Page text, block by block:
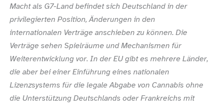
Macht als G7-​Land befindet sich Deutschland in der
privilegierten Position, Änderungen in den
internationalen Verträge anschieben zu können. Die
Verträge sehen Spielräume und Mechanismen für
Weiterentwicklung vor. In der EU gibt es mehrere Länder,
die aber bei einer Einführung eines nationalen
Lizenzsystems für die legale Abgabe von Cannabis ohne
die Unterstützung Deutschlands oder Frankreichs mit